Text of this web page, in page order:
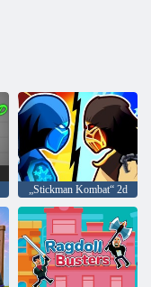
„Stickman Kombat“ 2d